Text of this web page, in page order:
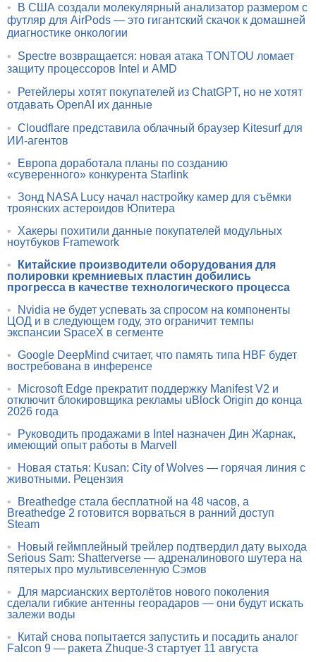
•
В США создали молекулярный анализатор размером с
футляр для AirPods — это гигантский скачок к домашней
диагностике онкологии
•
Spectre возвращается: новая атака TONTOU ломает
защиту процессоров Intel и AMD
•
Ретейлеры хотят покупателей из ChatGPT, но не хотят
отдавать OpenAI их данные
• Cloudflare представила облачный браузер Kitesurf для
ИИ-агентов
•
Европа доработала планы по созданию
«суверенного» конкурента Starlink
• Зонд NASA Lucy начал настройку камер для съёмки
троянских астероидов Юпитера
•
Хакеры похитили данные покупателей модульных
ноутбуков Framework
•
Китайские производители оборудования для
полировки кремниевых пластин добились
прогресса в качестве технологического процесса
•
Nvidia не будет успевать за спросом на компоненты
ЦОД и в следующем году, это ограничит темпы
экспансии SpaceX в сегменте
• Google DeepMind считает, что память типа HBF будет
востребована в инференсе
•
Microsoft Edge прекратит поддержку Manifest V2 и
отключит блокировщика рекламы uBlock Origin до конца
2026 года
•
Руководить продажами в Intel назначен Дин Жарнак,
имеющий опыт работы в Marvell
•
Новая статья: Kusan: City of Wolves — горячая линия с
животными. Рецензия
•
Breathedge стала бесплатной на 48 часов, а
Breathedge 2 готовится ворваться в ранний доступ
Steam
•
Новый геймплейный трейлер подтвердил дату выхода
Serious Sam: Shatterverse — адреналинового шутера на
пятерых про мультивселенную Сэмов
• Для марсианских вертолётов нового поколения
сделали гибкие антенны георадаров — они будут искать
залежи воды
•
Китай снова попытается запустить и посадить аналог
Falcon 9 — ракета Zhuque-3 стартует 11 августа